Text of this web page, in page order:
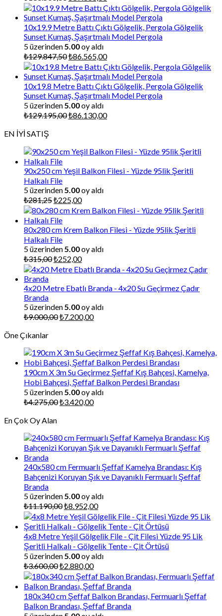
fiyat:
₺130.500,00.
andaki
fiyat:
₺87.000,00.
10x19.9 Metre Battı Çıktı Gölgelik, Pergola Gölgelik
Sunset Kumaş, Şaşırtmalı Model Pergola
5 üzerinden 5.00oy aldı
₺129.847,50Orijinal
fiyat:
₺129.847,50.
₺86.565,00Şu
andaki
fiyat:
₺86.565,00.
10x19.8 Metre Battı Çıktı Gölgelik, Pergola Gölgelik
Sunset Kumaş, Şaşırtmalı Model Pergola
5 üzerinden 5.00oy aldı
₺129.195,00Orijinal
₺86.130,00Şu
EN İYİ SATIŞ
90x250 cm Yeşil Balkon Filesi - Yüzde 95lik Şeritli
Halkalı File
5 üzerinden 5.00oy aldı
₺281,25Orijinal
fiyat:
₺281,25.
₺225,00Şu
andaki
₺225,00.
80x280 cm Krem Balkon Filesi - Yüzde 95lik Şeritli
Halkalı File
5 üzerinden 5.00oy aldı
₺315,00Orijinal
fiyat:
₺252,00Şu
andaki
₺252,00.
4x20 Metre Ebatlı Branda - 4x20 Su Geçirmez Çadır
Branda
5 üzerinden 5.00oy aldı
₺9.000,00Orijinal
₺7.200,00Şu
Öne Çıkanlar
190cm X 3m Su Geçirmez Şeffaf Kış Bahçesi, Kamelya,
Hobi Bahçesi, Şeffaf Balkon Perdesi Brandası
5 üzerinden 5.00oy aldı
₺4.275,00Orijinal
₺3.420,00Şu
En Çok Oy Alan
240x580 cm Fermuarlı Şeffaf Kamelya Brandası: Kış
Bahçenizi Koruyan Şık ve Dayanıklı Fermuarlı Şeffaf
Branda
5 üzerinden 5.00oy aldı
₺11.190,00Orijinal
fiyat:
₺11.190,00.
₺8.952,00Şu
andaki
fiyat:
₺8.952,00.
4x8 Metre Yeşil Gölgelik File - Çit Filesi Yüzde 95 Lik
Şeritli Halkalı - Gölgelik Tente - Çit Örtüsü
5 üzerinden 5.00oy aldı
₺3.600,00Orijinal
fiyat:
₺3.600,00.
₺2.880,00Şu
andaki
fiyat:
₺2.880,00.
180x340 cm Şeffaf Balkon Brandası, Fermuarlı Şeffaf
Balkon Brandası, Şeffaf Branda